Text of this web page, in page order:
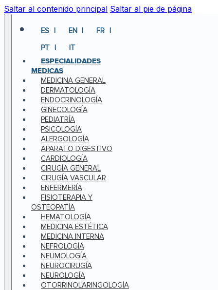
Saltar al contenido principal Saltar al pie de página
ES EN
FR
PT
IT
ESPECIALIDADES
MEDICAS
MEDICINA GENERAL
DERMATOLOGÍA
ENDOCRINOLOGÍA
GINECOLOGÍA
PEDIATRÍA
PSICOLOGÍA
ALERGOLOGÍA
APARATO DIGESTIVO
CARDIOLOGÍA
CIRUGÍA GENERAL
CIRUGÍA VASCULAR
ENFERMERÍA
FISIOTERAPIA Y
OSTEOPATÍA
HEMATOLOGÍA
MEDICINA ESTÉTICA
MEDICINA INTERNA
NEFROLOGÍA
NEUMOLOGÍA
NEUROCIRUGÍA
NEUROLOGÍA
OTORRINOLARINGOLOGÍA